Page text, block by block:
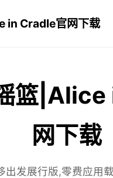
in Cradle官网下载
篮
网下载
出发展行版,零费应用